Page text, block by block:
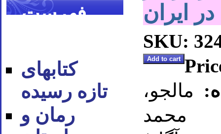
فهرست
کتابهای
تازه رسیده
رمان و
ایران
SKU:
مالجو،
محمد